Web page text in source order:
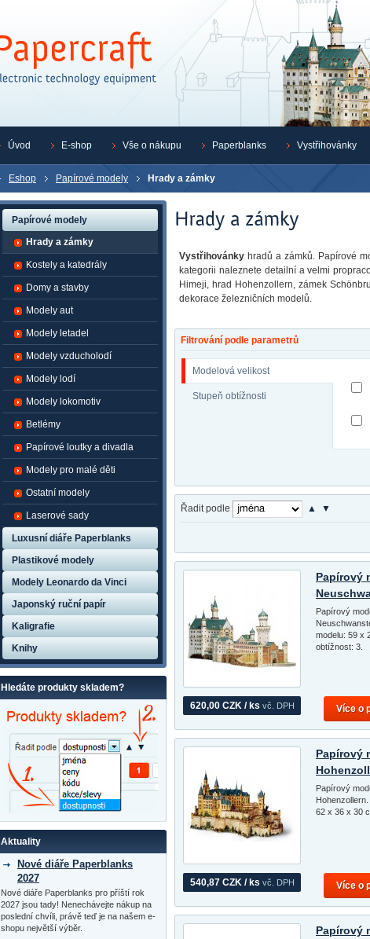
Eshop Papírové modely Hrady a zámky
Vystřihovánky hradů a zámků. Papírové
kategorii naleznete detailní a velmi
Himeji, hrad Hohenzollern, zámek
dekorace železničních modelů.
Filtrování podle parametrů
Modelová velikost
Stupeň obtížnosti
Řadit podle ▲ ▼
620,00 CZK / ks vč. DPH
Papírový
Papírový
modelu: 59 x
obtížnost: 3.
Více o
540,87 CZK / ks vč. DPH
Papírový
Papírový
62 x 36 x 30
Více o
Papírový
Papírové modely
Hrady a zámky
Kostely a katedrály
Domy a stavby
Modely aut
Modely letadel
Modely vzducholodí
Modely lodí
Modely lokomotiv
Betlémy
Papírové loutky a divadla
Modely pro malé děti
Ostatní modely
Laserové sady
Luxusní diáře Paperblanks
Plastikové modely
Modely Leonardo da Vinci
Japonský ruční papír
Kaligrafie
Knihy
Hledáte produkty skladem?
Aktuality
Nové diáře Paperblanks
2027
Nové diáře Paperblanks pro příští rok
2027 jsou tady! Nenechávejte nákup na
poslední chvíli, právě teď je na našem e-
shopu největší výběr.
Úvod E-shop Vše o nákupu Paperblanks Vystřihovánky